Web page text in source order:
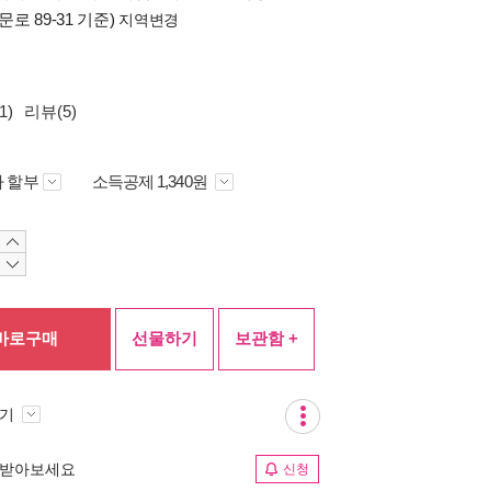
로 89-31 기준) 지역변경
리뷰(5)
할부 소득공제 1,340원
로구매 선물하기 보관함 +
아보세요 신청